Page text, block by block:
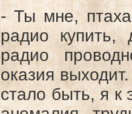
- Ты мне,
радио
радио
оказия
стало быть, я к